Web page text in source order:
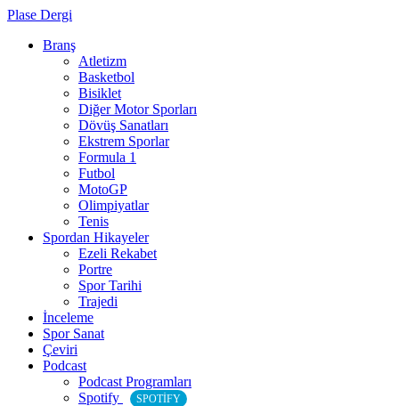
Plase Dergi
Branş
Atletizm
Basketbol
Bisiklet
Diğer Motor Sporları
Dövüş Sanatları
Ekstrem Sporlar
Formula 1
Futbol
MotoGP
Olimpiyatlar
Tenis
Spordan Hikayeler
Ezeli Rekabet
Portre
Spor Tarihi
Trajedi
İnceleme
Spor Sanat
Çeviri
Podcast
Podcast Programları
Spotify
SPOTIFY